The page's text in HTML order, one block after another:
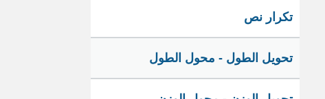
تكرار نص
تحويل الطول - محول الطول